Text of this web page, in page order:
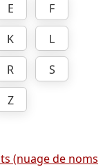
E
F
K
L
R
S
Z
(nuage de noms